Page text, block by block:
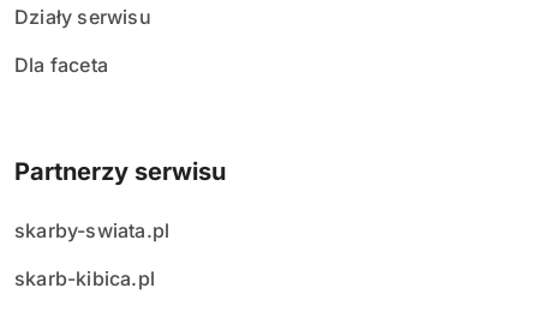
Działy serwisu
Dla faceta
Partnerzy serwisu
skarby-swiata.pl
skarb-kibica.pl